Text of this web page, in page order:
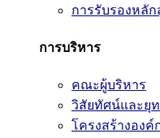
การรับรองหลัก
การบริหาร
คณะผู้บริหาร
วิสัยทัศน์และยุ
โครงสร้างองค์